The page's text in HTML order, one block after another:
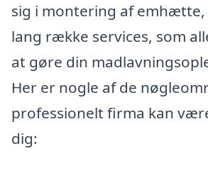
sig i montering af emhætte,
lang række services, som
at gøre din
Her er nogle af de
professionelt firma kan
dig: